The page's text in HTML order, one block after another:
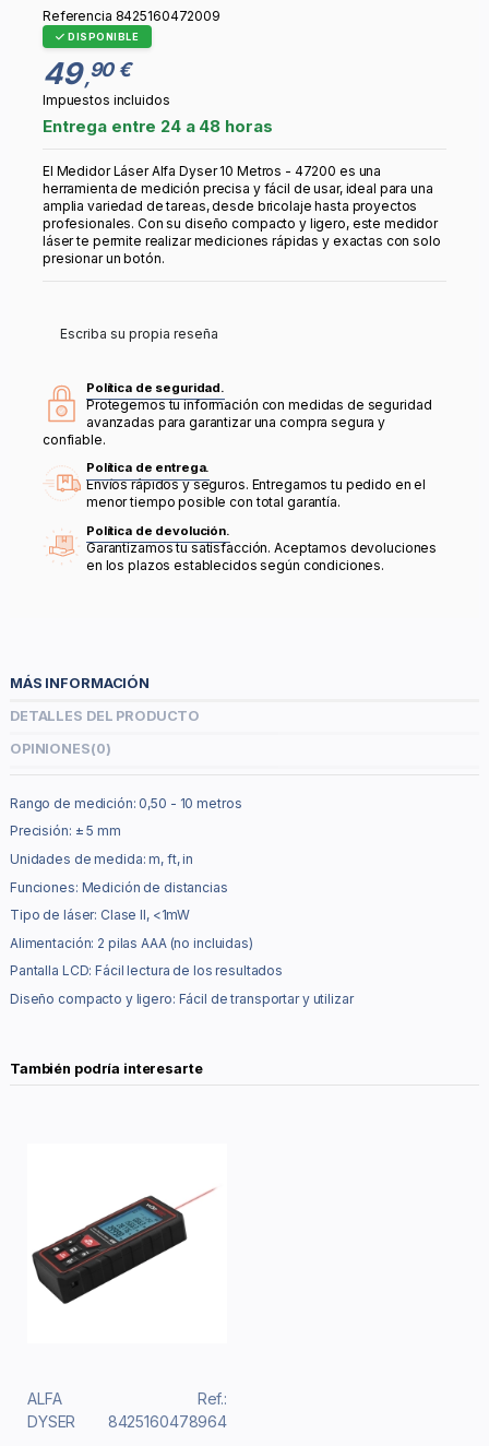
Referencia 8425160472009
DISPONIBLE
49,90 €
Impuestos incluidos
Entrega entre 24 a 48 horas
El Medidor Láser Alfa Dyser 10 Metros - 47200 es una
herramienta de medición precisa y fácil de usar, ideal para una
amplia variedad de tareas, desde bricolaje hasta proyectos
profesionales. Con su diseño compacto y ligero, este medidor
láser te permite realizar mediciones rápidas y exactas con solo
presionar un botón.
Escriba su propia reseña
Política de seguridad.
Protegemos tu información con medidas de seguridad
avanzadas para garantizar una compra segura y
confiable.
Política de entrega.
Envíos rápidos y seguros. Entregamos tu pedido en el
menor tiempo posible con total garantía.
Política de devolución.
Garantizamos tu satisfacción. Aceptamos devoluciones
en los plazos establecidos según condiciones.
MÁS INFORMACIÓN
DETALLES DEL PRODUCTO
OPINIONES(0)
Rango de medición: 0,50 - 10 metros
Precisión: ± 5 mm
Unidades de medida: m, ft, in
Funciones: Medición de distancias
Tipo de láser: Clase II, <1mW
Alimentación: 2 pilas AAA (no incluidas)
Pantalla LCD: Fácil lectura de los resultados
Diseño compacto y ligero: Fácil de transportar y utilizar
También podría interesarte
ALFA
DYSER
Ref.:
8425160478964